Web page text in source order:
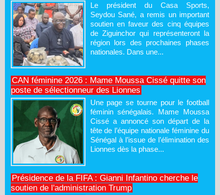
Le président du Casa Sports,
Seydou Sané, a remis un important
soutien en faveur des cinq équipes
de Ziguinchor qui représenteront la
région lors des prochaines phases
nationales. Dans une...
CAN féminine 2026 : Mame Moussa Cissé quitte son
poste de sélectionneur des Lionnes
Une page se tourne pour le football
féminin sénégalais. Mame Moussa
Cissé a annoncé son départ de la
tête de l’équipe nationale féminine du
Sénégal à l’issue de l’élimination des
Lionnes dès la phase...
Présidence de la FIFA : Gianni Infantino cherche le
soutien de l'administration Trump